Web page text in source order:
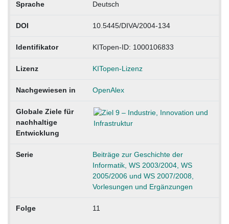
Sprache Deutsch
DOI 10.5445/DIVA/2004-134
Identifikator KITopen-ID: 1000106833
Lizenz KITopen-Lizenz
Nachgewiesen in OpenAlex
Globale Ziele für
nachhaltige
Entwicklung
Serie
Beiträge zur Geschichte der
Informatik, WS 2003/2004, WS
2005/2006 und WS 2007/2008,
Vorlesungen und Ergänzungen
Folge 11